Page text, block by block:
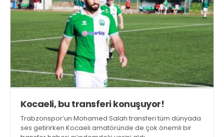
Kocaeli, bu transferi konuşuyor!
Trabzonspor’un Mohamed Salah transferi tüm dünyada
ses getirirken Kocaeli amatöründe de çok önemli bir